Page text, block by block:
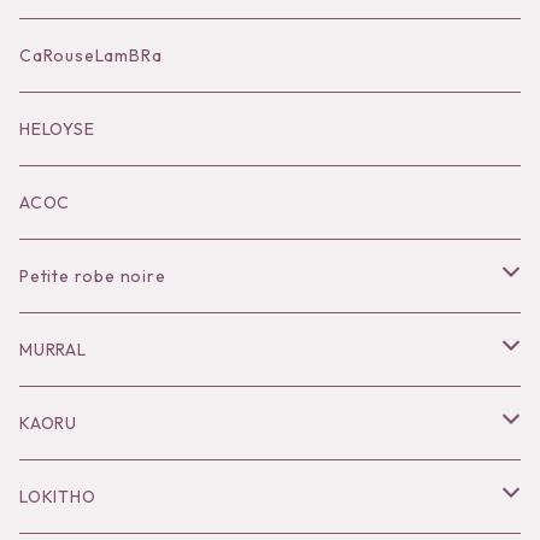
Accessories
Black series
KOKO別注
CaRouseLamBRa
HELOYSE
ACOC
Petite robe noire
Necklace
Pierce
Bracelet／Bangle
MURRAL
Outer
Tops
KAORU
Necklace
LOKITHO